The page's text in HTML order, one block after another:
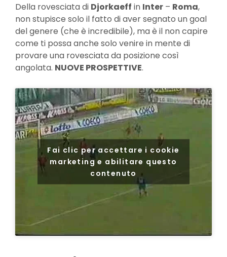
Della rovesciata di Djorkaeff in Inter – Roma,
non stupisce solo il fatto di aver segnato un goal
del genere (che è incredibile), ma è il non capire
come ti possa anche solo venire in mente di
provare una rovesciata da posizione così
angolata. NUOVE PROSPETTIVE.
Fai clic per accettare i cookie
marketing e abilitare questo
contenuto